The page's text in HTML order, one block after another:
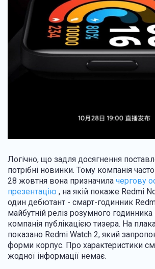
Логічно, що задля досягнення
потрібні новинки. Тому компанія
28 жовтня вона призначила чергову
презентацію , на якій покаже Redmi
один дебютант - смарт-годинник
майбутній реліз розумного
компанія публікацією тизера. На
показано Redmi Watch 2, який
форми корпус. Про характеристики
жодної інформації немає.